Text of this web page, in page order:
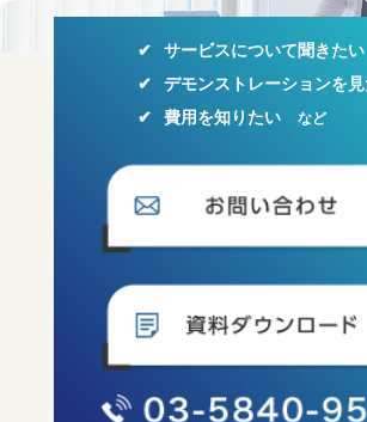
サービスについて聞きたい
デモンストレーションを
費用を知りたい など